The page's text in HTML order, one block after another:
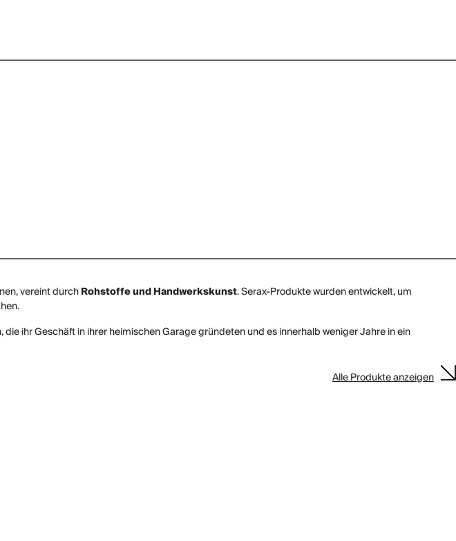
vereint durchRohstoffe und Handwerkskunst. Serax-Produkte wurden entwickelt, um
ihr Geschäft in ihrer heimischen Garage gründeten und es innerhalb weniger Jahre in ein
Alle Produkte anzeigen